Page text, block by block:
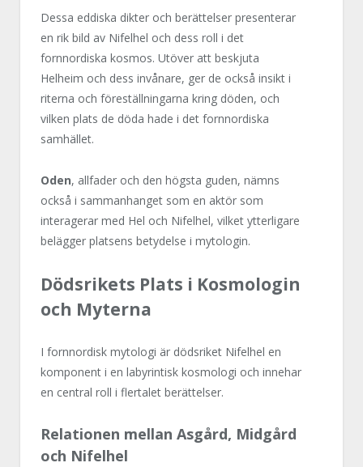
Dessa eddiska dikter och berättelser presenterar
en rik bild av Nifelhel och dess roll i det
fornnordiska kosmos. Utöver att beskjuta
Helheim och dess invånare, ger de också insikt i
riterna och föreställningarna kring döden, och
vilken plats de döda hade i det fornnordiska
samhället.
Oden, allfader och den högsta guden, nämns
också i sammanhanget som en aktör som
interagerar med Hel och Nifelhel, vilket ytterligare
belägger platsens betydelse i mytologin.
Dödsrikets Plats i Kosmologin
och Myterna
I fornnordisk mytologi är dödsriket Nifelhel en
komponent i en labyrintisk kosmologi och innehar
en central roll i flertalet berättelser.
Relationen mellan Asgård, Midgård
och Nifelhel